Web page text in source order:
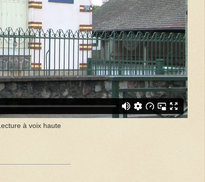
Lecture à voix haute